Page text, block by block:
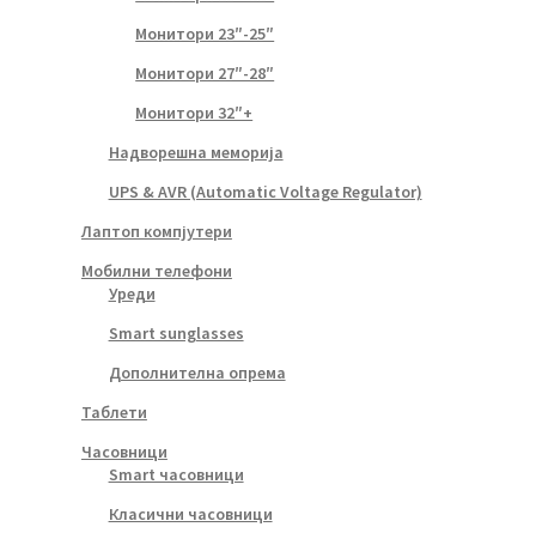
Монитори 23″-25″
Монитори 27″-28″
Монитори 32″+
Надворешна меморија
UPS & AVR (Automatic Voltage Regulator)
Лаптоп компјутери
Мобилни телефони
Уреди
Smart sunglasses
Дополнителна опрема
Таблети
Часовници
Smart часовници
Класични часовници